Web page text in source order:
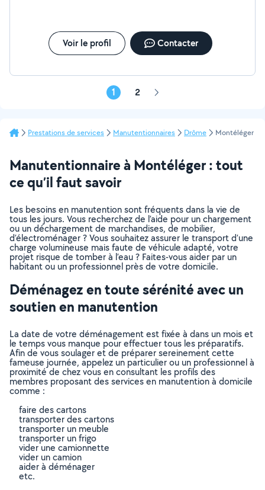
Voir le profil Contacter
1 2 Page
Prestations de services Manutentionnaires Drôme Montéléger
Manutentionnaire à Montéléger : tout
ce qu’il faut savoir
Les besoins en manutention sont fréquents dans la vie de
tous les jours. Vous recherchez de l’aide pour un chargement
ou un déchargement de marchandises, de mobilier,
d’électroménager ? Vous souhaitez assurer le transport d’une
charge volumineuse mais faute de véhicule adapté, votre
projet risque de tomber à l’eau ? Faites-vous aider par un
habitant ou un professionnel près de votre domicile.
Déménagez en toute sérénité avec un
soutien en manutention
La date de votre déménagement est fixée à dans un mois et
le temps vous manque pour effectuer tous les préparatifs.
Afin de vous soulager et de préparer sereinement cette
fameuse journée, appelez un particulier ou un professionnel à
proximité de chez vous en consultant les profils des
membres proposant des services en manutention à domicile
comme :
faire des cartons
transporter des cartons
transporter un meuble
transporter un frigo
vider une camionnette
vider un camion
aider à déménager
etc.